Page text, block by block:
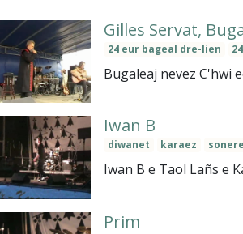
Gilles Servat,
24 eur bageal dre-lien
Bugaleaj nevez C'hwi
Iwan B
diwanet karaez
Iwan B e Taol Lañs e
Prim